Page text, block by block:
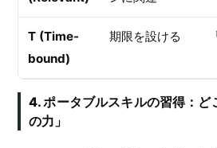
T (Time-
bound)
期限を設ける
4. ポータブルスキルの習得：
の力」